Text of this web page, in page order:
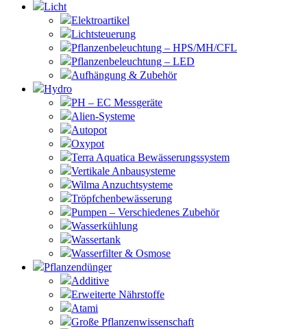
Licht
Elektroartikel
Lichtsteuerung
Pflanzenbeleuchtung – HPS/MH/CFL
Pflanzenbeleuchtung – LED
Aufhängung & Zubehör
Hydro
PH – EC Messgeräte
Alien-Systeme
Autopot
Oxypot
Terra Aquatica Bewässerungssystem
Vertikale Anbausysteme
Wilma Anzuchtsysteme
Tröpfchenbewässerung
Pumpen – Verschiedenes Zubehör
Wasserkühlung
Wassertank
Wasserfilter & Osmose
Pflanzendünger
Additive
Erweiterte Nährstoffe
Atami
Große Pflanzenwissenschaft